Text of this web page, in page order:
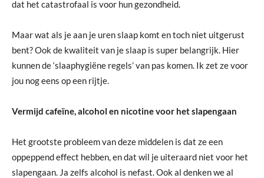
dat het catastrofaal is voor hun gezondheid.
Maar wat als je aan je uren slaap komt en toch niet uitgerust
bent? Ook de kwaliteit van je slaap is super belangrijk. Hier
kunnen de ‘slaaphygiëne regels’ van pas komen. Ik zet ze voor
jou nog eens op een rijtje.
Vermijd cafeïne, alcohol en nicotine voor het slapengaan
Het grootste probleem van deze middelen is dat ze een
oppeppend effect hebben, en dat wil je uiteraard niet voor het
slapengaan. Ja zelfs alcohol is nefast. Ook al denken we al